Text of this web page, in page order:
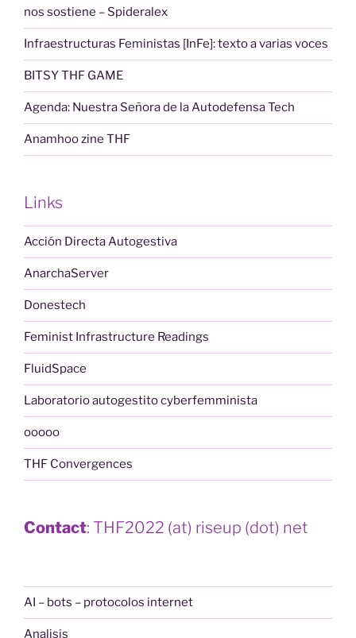
nos sostiene – Spideralex
Infraestructuras Feministas [InFe]: texto a varias voces
BITSY THF GAME
Agenda: Nuestra Señora de la Autodefensa Tech
Anamhoo zine THF
Links
Acción Directa Autogestiva
AnarchaServer
Donestech
Feminist Infrastructure Readings
FluidSpace
Laboratorio autogestito cyberfemminista
ooooo
THF Convergences
Contact: THF2022 (at) riseup (dot) net
AI – bots – protocolos internet
Analisis